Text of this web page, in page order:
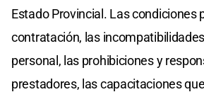
Estado Provincial. Las condiciones
contratación, las
personal, las prohibiciones y
prestadores, las capacitaciones